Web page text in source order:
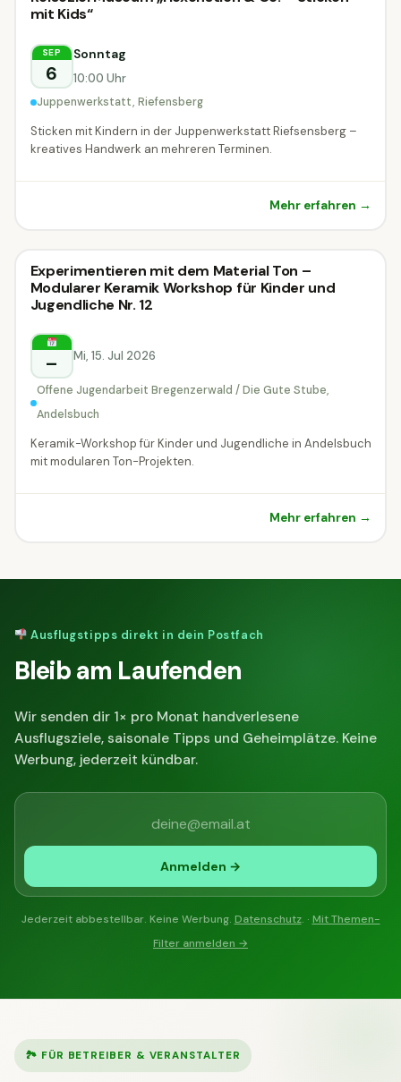
Bastelworkshop
mit Kids“
SEP
6
Sonntag
10:00 Uhr
Juppenwerkstatt, Riefensberg
Sticken mit Kindern in der Juppenwerkstatt Riefsensberg –
kreatives Handwerk an mehreren Terminen.
Mehr erfahren →
Bastelworkshop
Andelsbuch
Bastelworkshop
Experimentieren mit dem Material Ton –
Modularer Keramik Workshop für Kinder und
Jugendliche Nr. 12
– Mi, 15. Jul 2026
Offene Jugendarbeit Bregenzerwald / Die Gute Stube,
Andelsbuch
Keramik-Workshop für Kinder und Jugendliche in Andelsbuch
mit modularen Ton-Projekten.
Mehr erfahren →
Ausflugstipps direkt in dein Postfach
Bleib am Laufenden
Wir senden dir 1× pro Monat handverlesene
Ausflugsziele, saisonale Tipps und Geheimplätze. Keine
Werbung, jederzeit kündbar.
Anmelden →
Jederzeit abbestellbar. Keine Werbung. Datenschutz. · Mit Themen-
Filter anmelden →
🏞 FÜR BETREIBER & VERANSTALTER